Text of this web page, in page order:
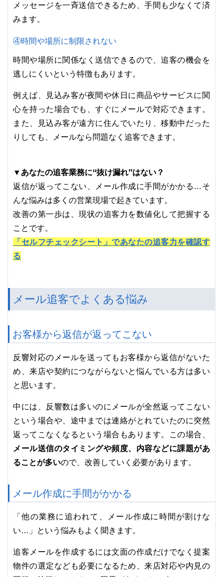
メッセージを一斉送信できるため、手間も少なくて済
みます。
④時間や場所に制限されない
時間や場所に関係なく送信できるので、追客の機会を
逃しにくいという特徴もあります。
例えば、見込み客が夜間や休日に商品やサービスに関
心を持った場合でも、すぐにメールで対応できます。
また、見込み客が遠方に住んでいたり、移動中だった
りしても、メールなら問題なく追客できます。
▼ あなたの追客業務に“抜け漏れ”はない？
返信が返ってこない、メール作成に手間がかかる…そ
んな悩みは多くの営業現場で起きています。
改善の第一歩は、現状の追客力を数値化して把握する
ことです。
「セルフチェックシート」であなたの追客力を確認す
る
メール追客でよくある悩み
お客様から返信が返ってこない
反響対応のメールを送ってもお客様から返信がないた
め、来店や契約につながらないと悩んでいる方は多い
と思います。
中には、反響数は多いのにメールが全然返ってこない
という場合や、途中までは連絡がとれていたのに突然
返ってこなくなるという場合もあります。この場合、
メール送信のタイミングや頻度、内容などに課題があ
ることが多いので、改善していく必要があります。
メール作成に手間がかかる
「他の業務に追われて、メール作成に時間が割けな
い…」という悩みもよく聞きます。
追客メールを作成するには文面の作成だけでなく提案
物件の選定なども必要になるため、来店対応や内見の